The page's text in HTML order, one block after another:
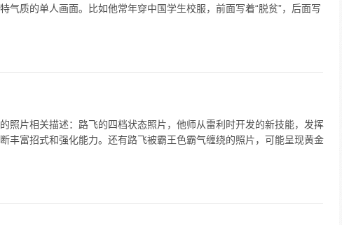
气质的单人画面。比如他常年穿中国学生校服，前面写着“脱贫”，后面写
照片相关描述：路飞的四档状态照片，他师从雷利时开发的新技能，发挥
丰富招式和强化能力。还有路飞被霸王色霸气缠绕的照片，可能呈现黄金